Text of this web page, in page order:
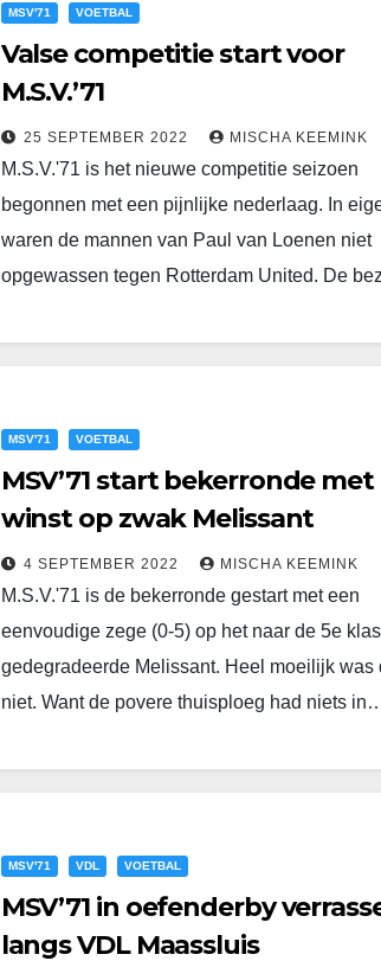
MSV'71 VOETBAL
Valse competitie start voor
M.S.V.’71
25 SEPTEMBER 2022 MISCHA KEEMINK
M.S.V.'71 is het nieuwe competitie seizoen
begonnen met een pijnlijke nederlaag. In
waren de mannen van Paul van Loenen niet
opgewassen tegen Rotterdam United. De
MSV'71 VOETBAL
MSV’71 start bekerronde met
winst op zwak Melissant
4 SEPTEMBER 2022 MISCHA KEEMINK
M.S.V.'71 is de bekerronde gestart met een
eenvoudige zege (0-5) op het naar de 5e
gedegradeerde Melissant. Heel moeilijk was
niet. Want de povere thuisploeg had niets
MSV'71 VDL VOETBAL
MSV’71 in oefenderby
langs VDL Maassluis